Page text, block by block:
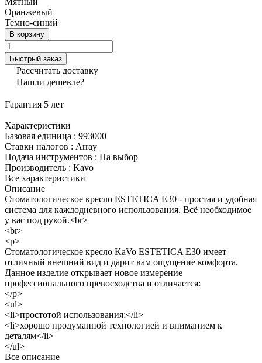
Оранжевый
Темно-синий
В корзину
Быстрый заказ
Рассчитать доставку
Нашли дешевле?
Гарантия 5 лет
Характеристики
Базовая единица : 993000
Ставки налогов : Array
Подача инструментов : На выбор
Производитель : Kavo
Все характеристики
Описание
Стоматологическое кресло ESTETICA E30 - простая и удобная
система для каждодневного использования. Всё необходимое
у вас под рукой.<br>
<br>
<p>
Стоматологическое кресло KaVo ESTETICA E30 имеет
отличный внешний вид и дарит вам ощущение комфорта.
Данное изделие открывает новое измерение
профессионального превосходства и отличается:
</p>
<ul>
<li>простотой использования;</li>
<li>хорошо продуманной технологией и вниманием к
деталям</li>
</ul>
Все описание